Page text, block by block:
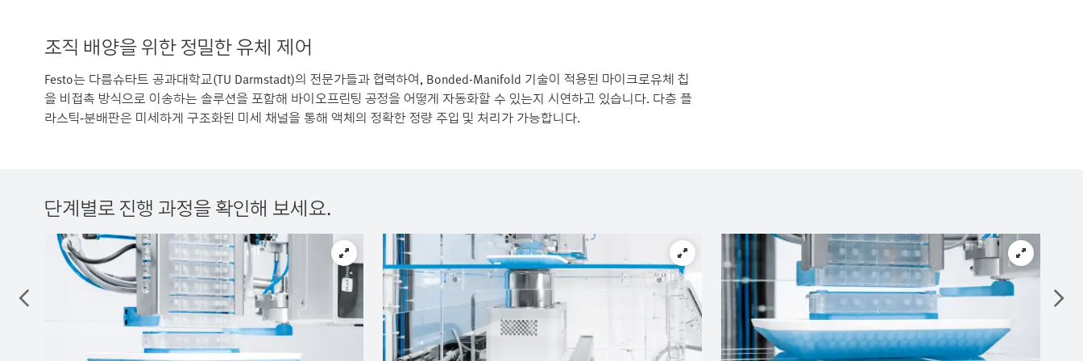
조직 배양을 위한 정밀한 유체 제어
Festo는 다름슈타트 공과대학교(TU Darmstadt)의 전문가들과 협력하여, Bonded-Manifold 기술이 적용된 마이크로유체 칩
을 비접촉 방식으로 이송하는 솔루션을 포함해 바이오프린팅 공정을 어떻게 자동화할 수 있는지 시연하고 있습니다. 다층 플
라스틱‑분배판은 미세하게 구조화된 미세 채널을 통해 액체의 정확한 정량 주입 및 처리가 가능합니다.
단계별로 진행 과정을 확인해 보세요.